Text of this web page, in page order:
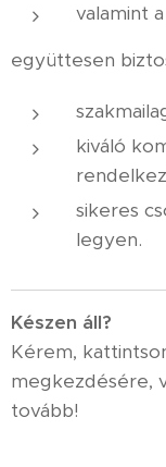
valamint
együttesen
kiváló
sikeres
legyen.
Készen áll?
Kérem,
megkezdésére,
tovább!